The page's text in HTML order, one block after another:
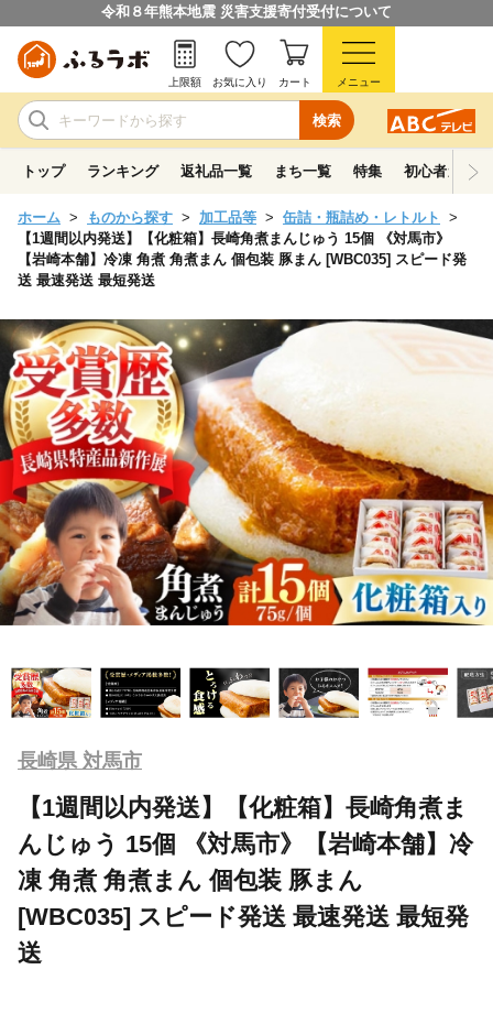
令和８年熊本地震 災害支援寄付受付について
検索
上限額 お気に入り カート メニュー
トップ ランキング 返礼品一覧 まち一覧 特集 初心者ガイド
ホーム ものから探す 加工品等
缶詰・瓶詰め・レトルト
【1週間以内発送】【化粧箱】長崎角煮まんじゅう 15個 《対馬市》
【岩崎本舗】冷凍 角煮 角煮まん 個包装 豚まん [WBC035] スピード発
送 最速発送 最短発送
長崎県 対馬市
【1週間以内発送】【化粧箱】長崎角煮ま
んじゅう 15個 《対馬市》【岩崎本舗】冷
凍 角煮 角煮まん 個包装 豚まん
[WBC035] スピード発送 最速発送 最短発
送